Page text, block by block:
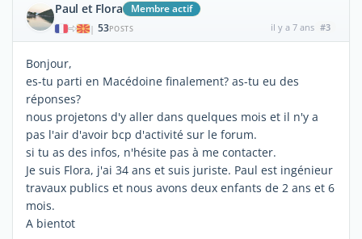
Paul et Flora Membre actif
| 53POSTS il y a 7 ans #3
Bonjour,
es-tu parti en Macédoine finalement? as-tu eu des
réponses?
nous projetons d'y aller dans quelques mois et il n'y a
pas l'air d'avoir bcp d'activité sur le forum.
si tu as des infos, n'hésite pas à me contacter.
Je suis Flora, j'ai 34 ans et suis juriste. Paul est ingénieur
travaux publics et nous avons deux enfants de 2 ans et 6
mois.
A bientot